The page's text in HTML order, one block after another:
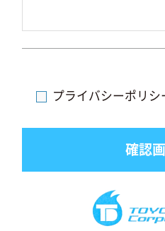
プライバシーポリシ
確認